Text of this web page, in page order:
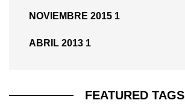
NOVIEMBRE 2015 1
ABRIL 2013 1
FEATURED TAGS